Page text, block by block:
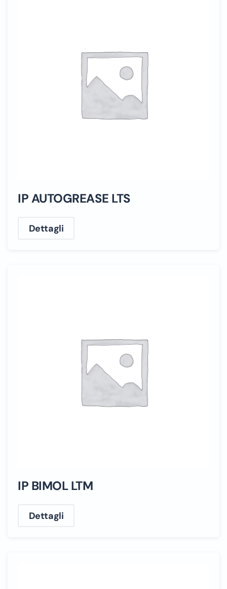
IP AUTOGREASE LTS
Dettagli
IP BIMOL LTM
Dettagli